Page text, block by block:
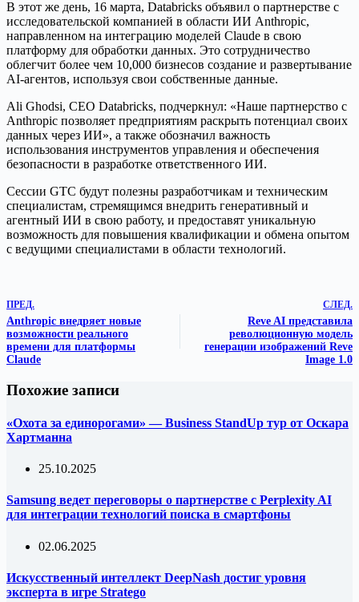
В этот же день, 16 марта, Databricks объявил о партнерстве с
исследовательской компанией в области ИИ Anthropic,
направленном на интеграцию моделей Claude в свою
платформу для обработки данных. Это сотрудничество
облегчит более чем 10,000 бизнесов создание и развертывание
AI-агентов, используя свои собственные данные.
Ali Ghodsi, CEO Databricks, подчеркнул: «Наше партнерство с
Anthropic позволяет предприятиям раскрыть потенциал своих
данных через ИИ», а также обозначил важность
использования инструментов управления и обеспечения
безопасности в разработке ответственного ИИ.
Сессии GTC будут полезны разработчикам и техническим
специалистам, стремящимся внедрить генеративный и
агентный ИИ в свою работу, и предоставят уникальную
возможность для повышения квалификации и обмена опытом
с ведущими специалистами в области технологий.
ПРЕД.
Anthropic внедряет новые
возможности реального
времени для платформы
Claude
СЛЕД.
Reve AI представила
революционную модель
генерации изображений Reve
Image 1.0
Похожие записи
«Охота за единорогами» — Business StandUp тур от Оскара
Хартманна
25.10.2025
Samsung ведет переговоры о партнерстве с Perplexity AI
для интеграции технологий поиска в смартфоны
02.06.2025
Искусственный интеллект DeepNash достиг уровня
эксперта в игре Stratego